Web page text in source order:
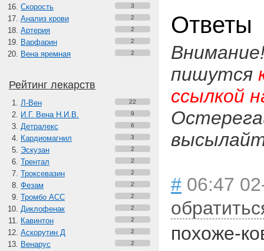
Скорость 3
Анализ крови 2
Артерия 2
Варфарин 2
Вена яремная 2
Рейтинг лекарств
Л-Вен 22
И.Г. Вена Н.И.В. 9
Детралекс 6
Кардиомагнил 3
Эскузан 2
Трентал 2
Троксевазин 2
Фезам 2
Тромбо АСС 2
Диклофенак 2
Кавинтон 2
Аскорутин Д 2
Венарус 2
Ответы
пишутся
ссылкой
# 06:47
похоже-